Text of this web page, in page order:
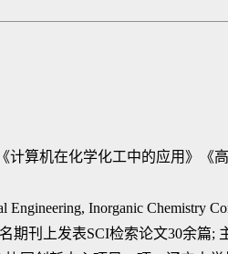
算机在化学化工中的应用》《
Engineering, Inorganic Chemistry
期刊上发表SCI检索论文30余篇;